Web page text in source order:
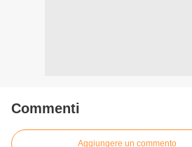
Commenti
Aggiungere un commento